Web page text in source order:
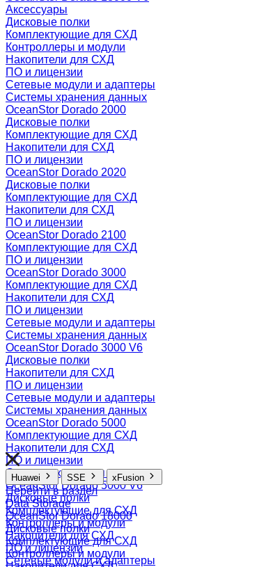
Аксессуары
Дисковые полки
Комплектующие для СХД
Контроллеры и модули
Накопители для СХД
ПО и лицензии
Сетевые модули и адаптеры
Системы хранения данных
OceanStor Dorado 2000
Дисковые полки
Комплектующие для СХД
Накопители для СХД
ПО и лицензии
OceanStor Dorado 2020
Дисковые полки
Комплектующие для СХД
Накопители для СХД
ПО и лицензии
OceanStor Dorado 2100
Комплектующие для СХД
ПО и лицензии
OceanStor Dorado 3000
Комплектующие для СХД
Накопители для СХД
ПО и лицензии
Сетевые модули и адаптеры
Системы хранения данных
OceanStor Dorado 3000 V6
Дисковые полки
Накопители для СХД
ПО и лицензии
Сетевые модули и адаптеры
Системы хранения данных
OceanStor Dorado 5000
Комплектующие для СХД
Накопители для СХД
ПО и лицензии
Системы хранения данных
OceanStor Dorado 5000 V6
Дисковые полки
Комплектующие для СХД
Контроллеры и модули
Накопители для СХД
ПО и лицензии
Сетевые модули и адаптеры
Huawei SSE xFusion
Перейти в раздел
Data Storage
OceanStor Dorado 18000
Дисковые полки
Комплектующие для СХД
Контроллеры и модули